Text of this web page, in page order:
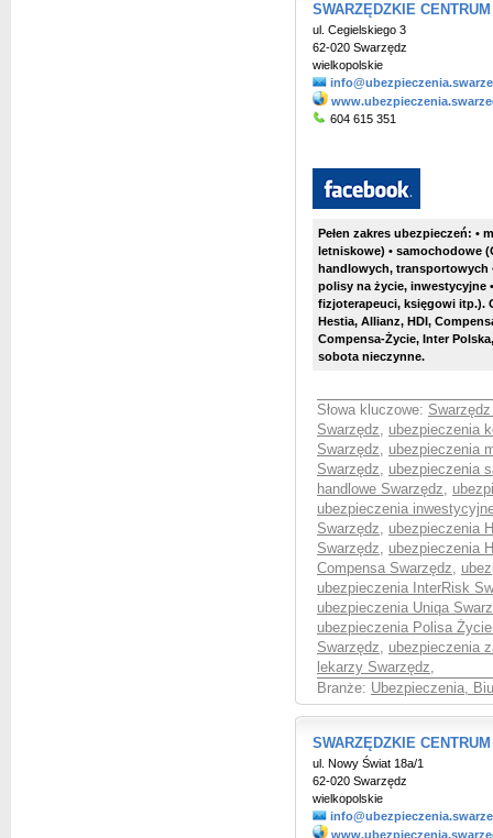
SWARZĘDZKIE
ul. Cegielskiego 3
62-020 Swarzędz
wielkopolskie
604 615 351
Pełen zakres ubezpieczeń: •
letniskowe) • samochodowe
handlowych, transportowych
polisy na życie, inwestycyjne
fizjoterapeuci, księgowi itp.).
Hestia, Allianz, HDI,
Compensa-Życie, Inter
sobota nieczynne.
Słowa kluczowe:
Swarzędz, ubezpieczenia
Swarzędz, ubezpieczenia
Swarzędz, ubezpieczenia
handlowe Swarzędz,
ubezpieczenia
Swarzędz, ubezpieczenia
Swarzędz, ubezpieczenia
Compensa Swarzędz,
ubezpieczenia InterRisk
ubezpieczenia Uniqa
ubezpieczenia Polisa
Swarzędz, ubezpieczenia
lekarzy Swarzędz,
Branże: Ubezpieczenia,
SWARZĘDZKIE
ul. Nowy Świat 18a/1
62-020 Swarzędz
wielkopolskie